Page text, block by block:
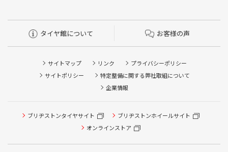
タイヤ館について お客様の声
サイトマップ リンク
プライバシーポリシー
サイトポリシー
特定整備に関する弊社取組について
企業情報
ブリヂストンタイヤサイト
ブリヂストンホイールサイト
オンラインストア
タイヤ点検・安全点検/タイヤ履き替え/オイル交換/その他
ピット作業の予約